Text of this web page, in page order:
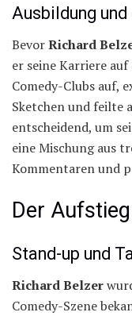
Ausbildung
BevorRichard
er seine Karriere
Comedy-Clubs auf,
Sketchen und feilte
entscheidend, um
eine Mischung aus
Kommentaren und
Der
Stand-up und
Richard Belzer
Comedy-Szene